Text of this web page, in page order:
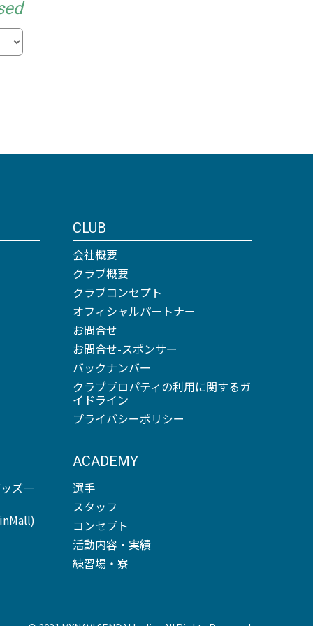
ズ一
ACADEMY
選手
スタッフ
コンセプト
活動内容・実績
練習場・寮
CLUB
会社概要
クラブ概要
クラブコンセプト
オフィシャルパートナー
お問合せ
お問合せ-スポンサー
バックナンバー
クラブプロパティの利用に関するガ
イドライン
プライバシーポリシー